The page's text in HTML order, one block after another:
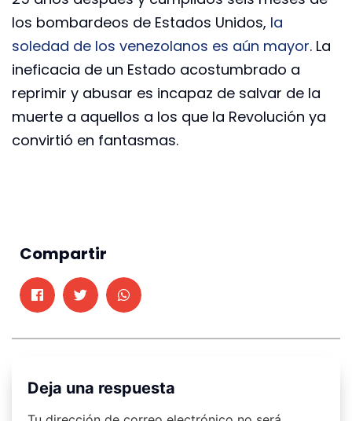
los bombardeos de Estados Unidos, la
soledad de los venezolanos es aún mayor. La
ineficacia de un Estado acostumbrado a
reprimir y abusar es incapaz de salvar de la
muerte a aquellos a los que la Revolución ya
convirtió en fantasmas.
Compartir
Deja una respuesta